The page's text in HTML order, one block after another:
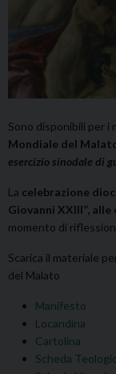
Sono disponibili per i
Mondiale del
esercizio sinodale di
La celebrazione
Giovanni XXIII”, alle
momento di
Scarica il materiale
del Malato
Manifesto
Locandina
Cartolina
Scheda